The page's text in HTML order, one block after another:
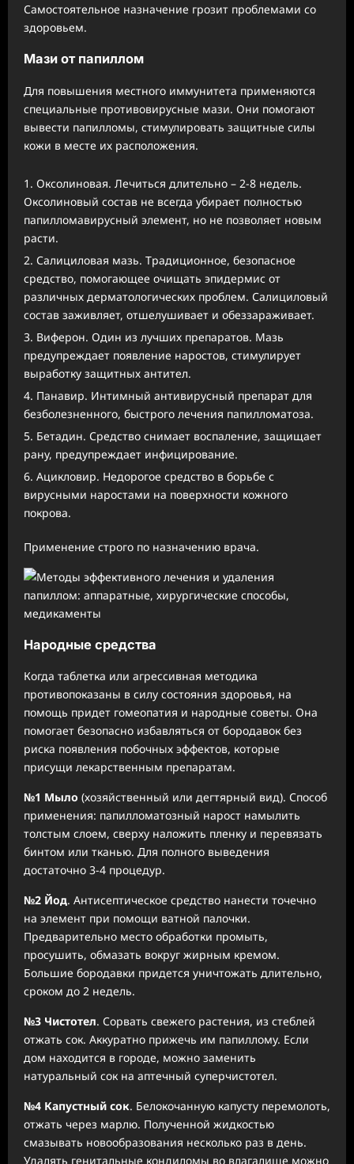
Самостоятельное назначение грозит проблемами со
здоровьем.
Мази от папиллом
Для повышения местного иммунитета применяются
специальные противовирусные мази. Они помогают
вывести папилломы, стимулировать защитные силы
кожи в месте их расположения.
Оксолиновая. Лечиться длительно – 2-8 недель.
Оксолиновый состав не всегда убирает полностью
папилломавирусный элемент, но не позволяет новым
расти.
Салициловая мазь. Традиционное, безопасное
средство, помогающее очищать эпидермис от
различных дерматологических проблем. Салициловый
состав заживляет, отшелушивает и обеззараживает.
Виферон. Один из лучших препаратов. Мазь
предупреждает появление наростов, стимулирует
выработку защитных антител.
Панавир. Интимный антивирусный препарат для
безболезненного, быстрого лечения папилломатоза.
Бетадин. Средство снимает воспаление, защищает
рану, предупреждает инфицирование.
Ацикловир. Недорогое средство в борьбе с
вирусными наростами на поверхности кожного
покрова.
Применение строго по назначению врача.
Народные средства
Когда таблетка или агрессивная методика
противопоказаны в силу состояния здоровья, на
помощь придет гомеопатия и народные советы. Она
помогает безопасно избавляться от бородавок без
риска появления побочных эффектов, которые
присущи лекарственным препаратам.
№1 Мыло (хозяйственный или дегтярный вид). Способ
применения: папилломатозный нарост намылить
толстым слоем, сверху наложить пленку и перевязать
бинтом или тканью. Для полного выведения
достаточно 3-4 процедур.
№2 Йод. Антисептическое средство нанести точечно
на элемент при помощи ватной палочки.
Предварительно место обработки промыть,
просушить, обмазать вокруг жирным кремом.
Большие бородавки придется уничтожать длительно,
сроком до 2 недель.
№3 Чистотел. Сорвать свежего растения, из стеблей
отжать сок. Аккуратно прижечь им папиллому. Если
дом находится в городе, можно заменить
натуральный сок на аптечный суперчистотел.
№4 Капустный сок. Белокочанную капусту перемолоть,
отжать через марлю. Полученной жидкостью
смазывать новообразования несколько раз в день.
Удалять генитальные кондиломы во влагалище можно